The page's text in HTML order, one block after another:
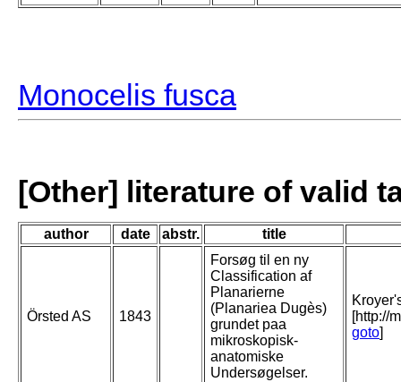
Monocelis fusca
[Other] literature of valid
author date abstr. title
Örsted AS 1843
Forsøg til en ny
Classification af
Planarierne
(Planariea Dugès)
grundet paa
mikroskopisk-
anatomiske
Undersøgelser.
[http://
goto]